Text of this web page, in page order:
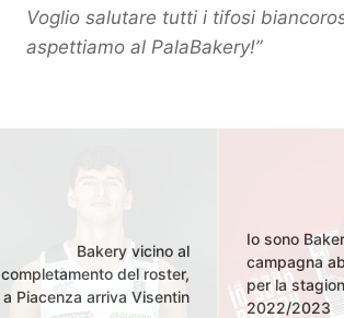
Voglio salutare tutti i tifosi
aspettiamo al PalaBakery!”
Bakery vicino al
completamento del roster,
a Piacenza arriva Visentin
Io sono
campagna
per la
2022/2023